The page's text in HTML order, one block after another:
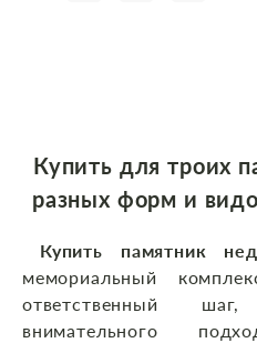
Купить для троих
разных форм и
Купить памятник
мемориальный
ответственный
внимательного